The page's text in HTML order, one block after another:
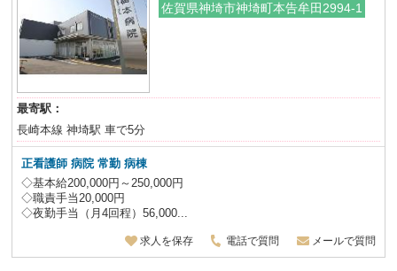
佐賀県神埼市神埼町本告牟田2994-1
最寄駅：
長崎本線 神埼駅 車で5分
正看護師 病院 常勤 病棟
◇基本給200,000円～250,000円
◇職責手当20,000円
◇夜勤手当（月4回程）56,000...
求人を保存 電話で質問 メールで質問